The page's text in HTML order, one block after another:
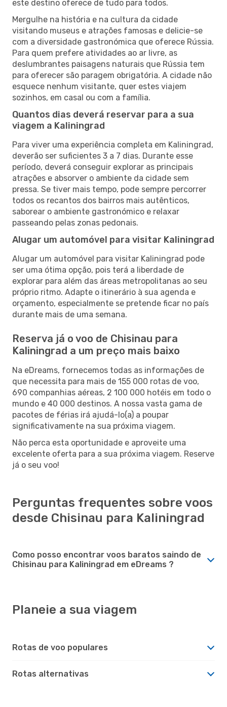
este destino oferece de tudo para todos.
Mergulhe na história e na cultura da cidade
visitando museus e atrações famosas e delicie-se
com a diversidade gastronómica que oferece Rússia.
Para quem prefere atividades ao ar livre, as
deslumbrantes paisagens naturais que Rússia tem
para oferecer são paragem obrigatória. A cidade não
esquece nenhum visitante, quer estes viajem
sozinhos, em casal ou com a família.
Quantos dias deverá reservar para a sua
viagem a Kaliningrad
Para viver uma experiência completa em Kaliningrad,
deverão ser suficientes 3 a 7 dias. Durante esse
período, deverá conseguir explorar as principais
atrações e absorver o ambiente da cidade sem
pressa. Se tiver mais tempo, pode sempre percorrer
todos os recantos dos bairros mais autênticos,
saborear o ambiente gastronómico e relaxar
passeando pelas zonas pedonais.
Alugar um automóvel para visitar Kaliningrad
Alugar um automóvel para visitar Kaliningrad pode
ser uma ótima opção, pois terá a liberdade de
explorar para além das áreas metropolitanas ao seu
próprio ritmo. Adapte o itinerário à sua agenda e
orçamento, especialmente se pretende ficar no país
durante mais de uma semana.
Reserva já o voo de Chisinau para
Kaliningrad a um preço mais baixo
Na eDreams, fornecemos todas as informações de
que necessita para mais de 155 000 rotas de voo,
690 companhias aéreas, 2 100 000 hotéis em todo o
mundo e 40 000 destinos. A nossa vasta gama de
pacotes de férias irá ajudá-lo(a) a poupar
significativamente na sua próxima viagem.
Não perca esta oportunidade e aproveite uma
excelente oferta para a sua próxima viagem. Reserve
já o seu voo!
Perguntas frequentes sobre voos
desde Chisinau para Kaliningrad
Como posso encontrar voos baratos saindo de
Chisinau para Kaliningrad em eDreams ?
Planeie a sua viagem
Rotas de voo populares
Rotas alternativas